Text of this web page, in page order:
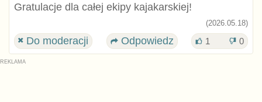
Gratulacje dla całej ekipy kajakarskiej!
(2026.05.18)
Do moderacji Odpowiedz 1 0